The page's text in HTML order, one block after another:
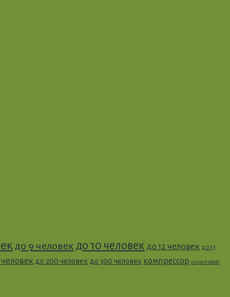
до 9 человек до 10 человек до 12 человек до 13
человек до 200 человек до 300 человек компрессор погреб 1900Б